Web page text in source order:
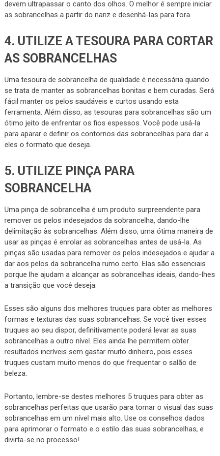
devem ultrapassar o canto dos olhos. O melhor é sempre iniciar
as sobrancelhas a partir do nariz e desenhá-las para fora.
4. UTILIZE A TESOURA PARA CORTAR
AS SOBRANCELHAS
Uma tesoura de sobrancelha de qualidade é necessária quando
se trata de manter as sobrancelhas bonitas e bem curadas. Será
fácil manter os pelos saudáveis e curtos usando esta
ferramenta. Além disso, as tesouras para sobrancelhas são um
ótimo jeito de enfrentar os fios espessos. Você pode usá-la
para aparar e definir os contornos das sobrancelhas para dar a
eles o formato que deseja.
5. UTILIZE PINÇA PARA
SOBRANCELHA
Uma pinça de sobrancelha é um produto surpreendente para
remover os pelos indesejados da sobrancelha, dando-lhe
delimitação às sobrancelhas. Além disso, uma ótima maneira de
usar as pinças é enrolar as sobrancelhas antes de usá-la. As
pinças são usadas para remover os pelos indesejados e ajudar a
dar aos pelos da sobrancelha rumo certo. Elas são essenciais
porque lhe ajudam a alcançar as sobrancelhas ideais, dando-lhes
a transição que você deseja.
Esses são alguns dos melhores truques para obter as melhores
formas e texturas das suas sobrancelhas. Se você tiver esses
truques ao seu dispor, definitivamente poderá levar as suas
sobrancelhas a outro nível. Eles ainda lhe permitem obter
resultados incríveis sem gastar muito dinheiro, pois esses
truques custam muito menos do que frequentar o salão de
beleza.
Portanto, lembre-se destes melhores 5 truques para obter as
sobrancelhas perfeitas que usarão para tornar o visual das suas
sobrancelhas em um nível mais alto. Use os conselhos dados
para aprimorar o formato e o estilo das suas sobrancelhas, e
divirta-se no processo!